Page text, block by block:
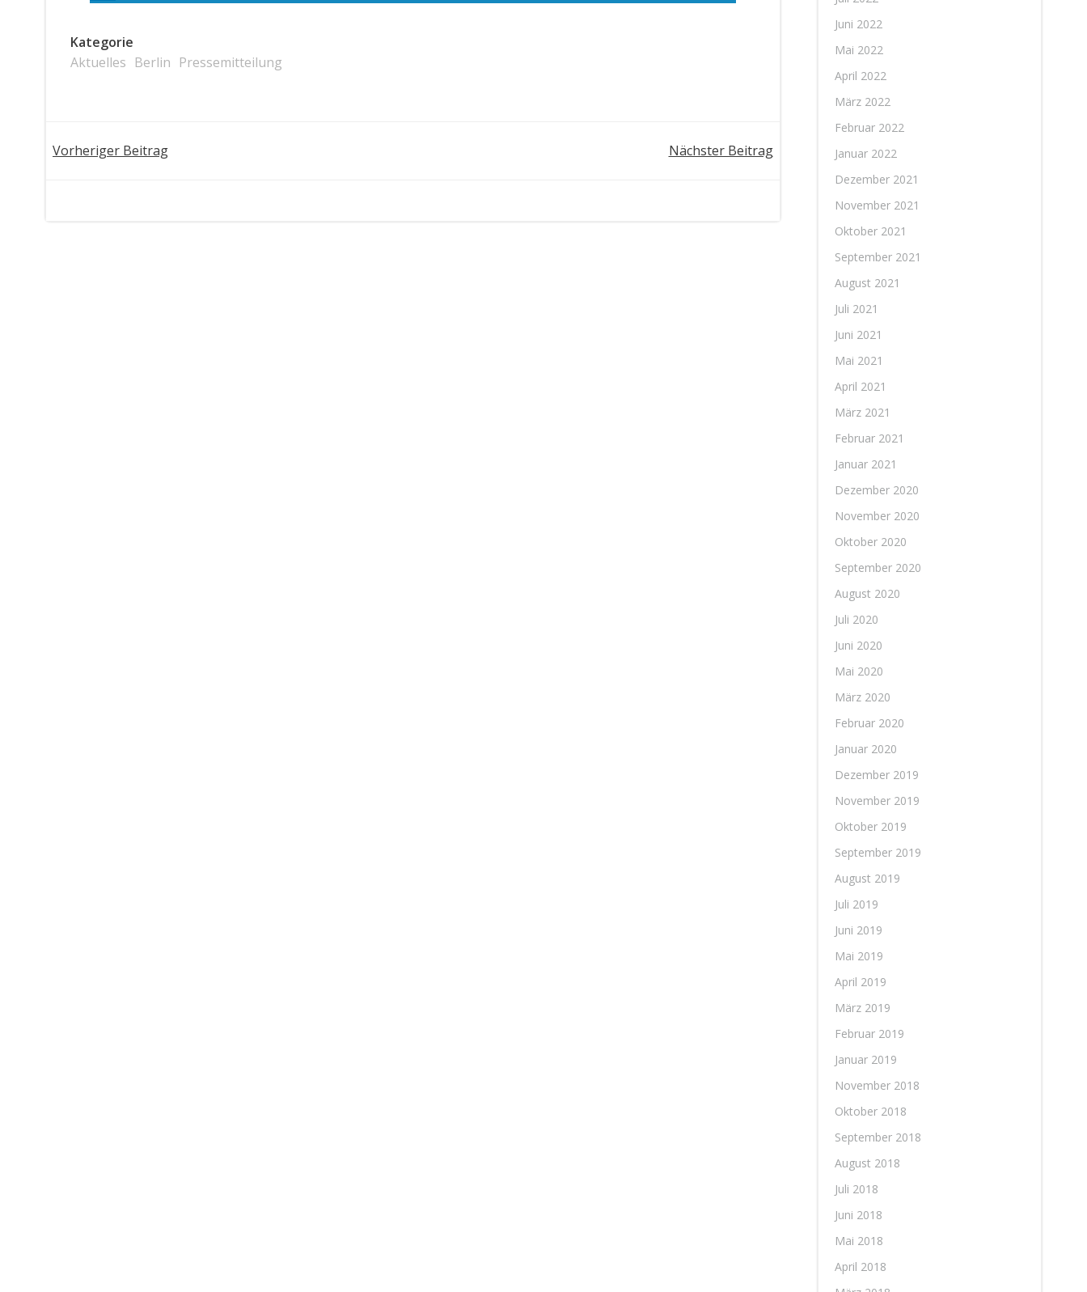
Kategorie
Aktuelles Berlin Pressemitteilung
Post
Vorheriger Beitrag Nächster Beitrag
Juni 2022
Mai 2022
April 2022
März 2022
Februar 2022
Januar 2022
Dezember 2021
November 2021
Oktober 2021
September 2021
August 2021
Juli 2021
Juni 2021
Mai 2021
April 2021
März 2021
Februar 2021
Januar 2021
Dezember 2020
November 2020
Oktober 2020
September 2020
August 2020
Juli 2020
Juni 2020
Mai 2020
März 2020
Februar 2020
Januar 2020
Dezember 2019
November 2019
Oktober 2019
September 2019
August 2019
Juli 2019
Juni 2019
Mai 2019
April 2019
März 2019
Februar 2019
Januar 2019
November 2018
Oktober 2018
September 2018
August 2018
Juli 2018
Juni 2018
Mai 2018
April 2018